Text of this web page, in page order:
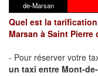
de-Marsan
Quel est la
Marsan à Saint Pierre
- Pour réserver votre
un taxi entre Mont-